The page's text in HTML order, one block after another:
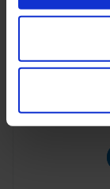
service
aziende.